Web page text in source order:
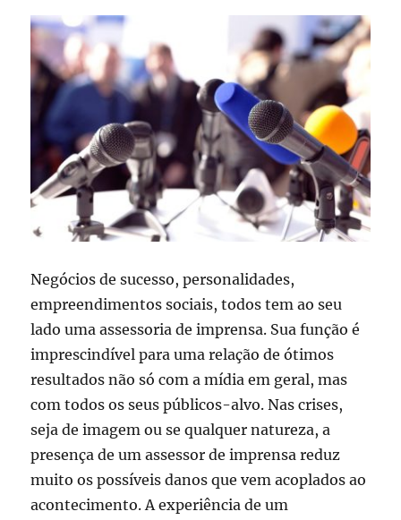
Negócios de sucesso, personalidades,
empreendimentos sociais, todos tem ao seu
lado uma assessoria de imprensa. Sua função é
imprescindível para uma relação de ótimos
resultados não só com a mídia em geral, mas
com todos os seus públicos-alvo. Nas crises,
seja de imagem ou se qualquer natureza, a
presença de um assessor de imprensa reduz
muito os possíveis danos que vem acoplados ao
acontecimento. A experiência de um